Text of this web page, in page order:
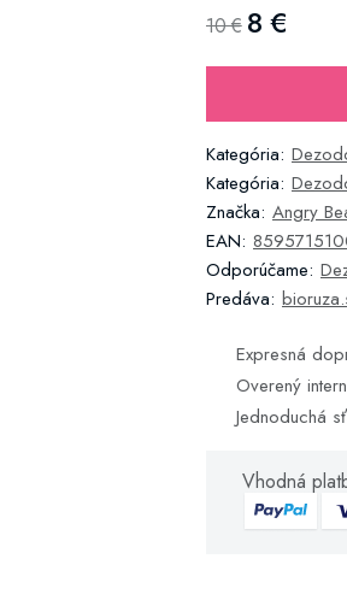
10 € 8 €
Kategória:
Kategória:
Značka: Angry
EAN:
Odporúčame:
Predáva:
Expresná
Overený
Jednoduchá
Vhodná